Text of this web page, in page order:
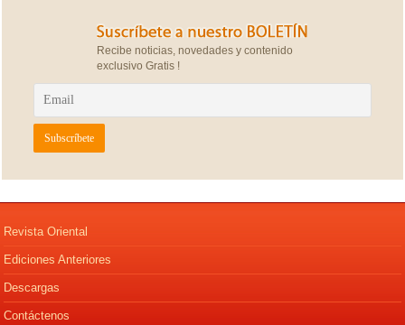
Recibe noticias, novedades y contenido
exclusivo Gratis !
Revista Oriental
Ediciones Anteriores
Descargas
Contáctenos